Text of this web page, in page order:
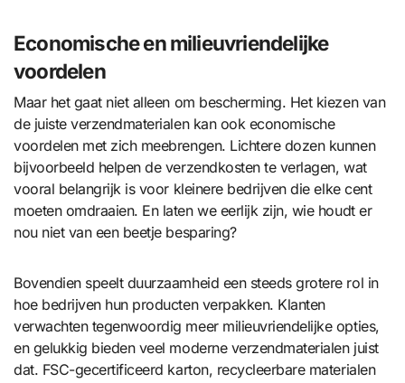
Economische en milieuvriendelijke
voordelen
Maar het gaat niet alleen om bescherming. Het kiezen van
de juiste verzendmaterialen kan ook economische
voordelen met zich meebrengen. Lichtere dozen kunnen
bijvoorbeeld helpen de verzendkosten te verlagen, wat
vooral belangrijk is voor kleinere bedrijven die elke cent
moeten omdraaien. En laten we eerlijk zijn, wie houdt er
nou niet van een beetje besparing?
Bovendien speelt duurzaamheid een steeds grotere rol in
hoe bedrijven hun producten verpakken. Klanten
verwachten tegenwoordig meer milieuvriendelijke opties,
en gelukkig bieden veel moderne verzendmaterialen juist
dat. FSC-gecertificeerd karton, recycleerbare materialen